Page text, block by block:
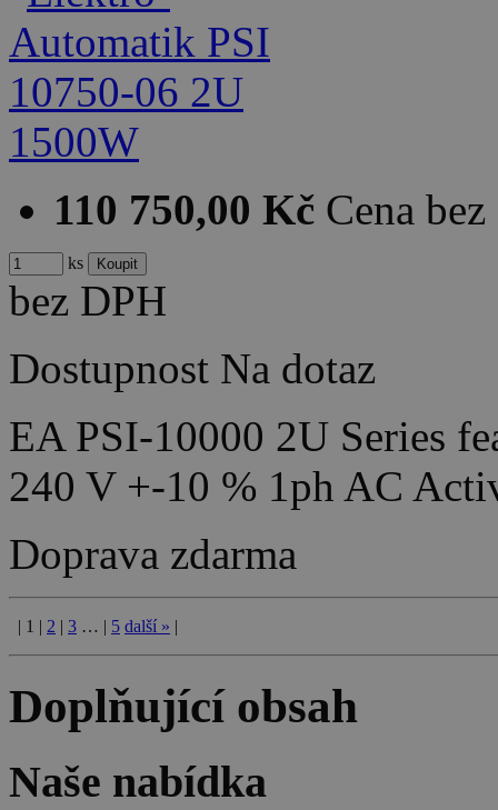
110 750,00 Kč Cena
ks
bez DPH
Dostupnost Na dotaz
EA PSI-10000 2U Series
240 V +-10 % 1ph AC
Doprava zdarma
| 1 | 2 | 3 … | 5 další » |
Doplňující obsah
Naše nabídka